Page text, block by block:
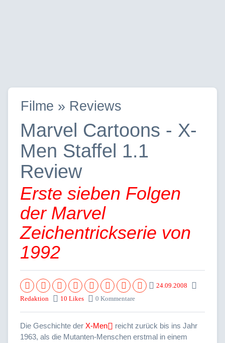
Filme » Reviews
Marvel Cartoons - X-
Men Staffel 1.1
Review
Erste sieben Folgen
der Marvel
Zeichentrickserie von
1992
24.09.2008
Redaktion
10 Likes 0 Kommentare
Die Geschichte der X-Men
reicht zurück bis ins Jahr
1963, als die Mutanten-Menschen erstmal in einem